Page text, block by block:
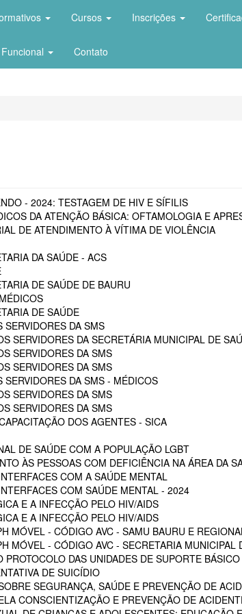
Cursos Inscrições
Contato
- 2024: TESTAGEM DE HIV E SÍFILIS
DA ATENÇÃO BÁSICA: OFTAMOLOGIA E
DE ATENDIMENTO À VÍTIMA DE VIOLÊNCIA
DA SAÚDE - ACS
DE SAÚDE DE BAURU
DE SAÚDE
SERVIDORES DA SMS
SERVIDORES DA SECRETÁRIA MUNICIPAL DE
SERVIDORES DA SMS
SERVIDORES DA SMS
SERVIDORES DA SMS - MÉDICOS
SERVIDORES DA SMS
SERVIDORES DA SMS
DOS AGENTES - SICA
DE SAÚDE COM A POPULAÇÃO LGBT
ÀS PESSOAS COM DEFICIÊNCIA NA ÁREA DA
COM A SAÚDE MENTAL
COM SAÚDE MENTAL - 2024
E A INFECÇÃO PELO HIV/AIDS
E A INFECÇÃO PELO HIV/AIDS
MÓVEL - CÓDIGO AVC - SAMU BAURU E
MÓVEL - CÓDIGO AVC - SECRETARIA MUNICIPAL
DAS UNIDADES DE SUPORTE
DE SUICÍDIO
SEGURANÇA, SAÚDE E PREVENÇÃO DE
CONSCIENTIZAÇÃO E PREVENÇÃO DE